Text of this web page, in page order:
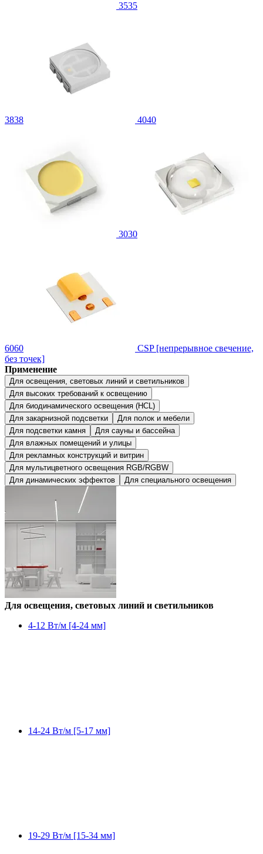
3535
3838 4040
3030
6060
CSP [непрерывное свечение,
без точек]
Применение
Для освещения, световых линий и светильников
Для высоких требований к освещению
Для биодинамического освещения (HCL)
Для закарнизной подсветки
Для полок и мебели
Для подсветки камня
Для сауны и бассейна
Для влажных помещений и улицы
Для рекламных конструкций и витрин
Для мультицветного освещения RGB/RGBW
Для динамических эффектов
Для специального освещения
Для освещения, световых линий и светильников
4-12 Вт/м [4-24 мм]
14-24 Вт/м [5-17 мм]
19-29 Вт/м [15-34 мм]